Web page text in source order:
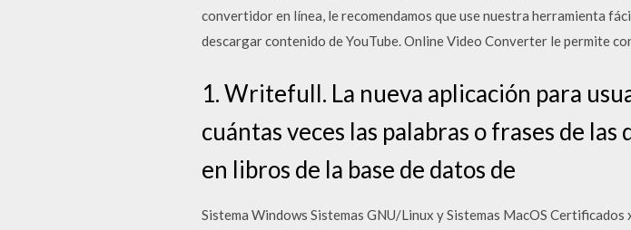
convertidor en línea, le recomendamos que use nuestra herramienta
descargar contenido de YouTube. Online Video Converter le permite
1. Writefull. La nueva aplicación para
cuántas veces las palabras o frases de
en libros de la base de datos de
Sistema Windows Sistemas GNU/Linux y Sistemas MacOS